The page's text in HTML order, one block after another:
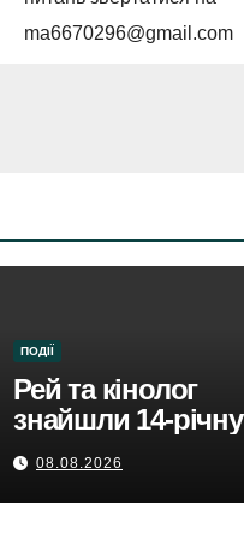
ma6670296@gmail.com
ПОДІЇ
Рей та кінолог
знайшли 14-річну
дівчину в парку
Святошинського
району.
08.08.2026